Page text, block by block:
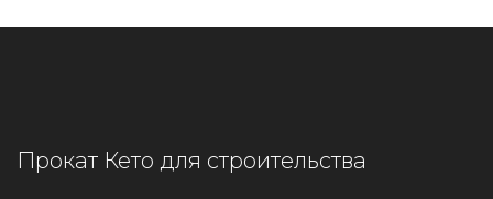
Прокат Кето для строительства